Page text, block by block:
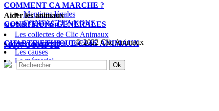
Mentions légales
CONTACTEZ-NOUS
COMMENT CA MARCHE ?
CONDITIONS GENERALES
CHARTE ETHIQUE CLIC ANIMAUX
Aider les animaux
Les collectes de Clic Animaux
Les collectes des Clicoeurs
Les causes
Le mémorial
NEWSLETTER
MON COMPTE © 2022 Clic Animaux